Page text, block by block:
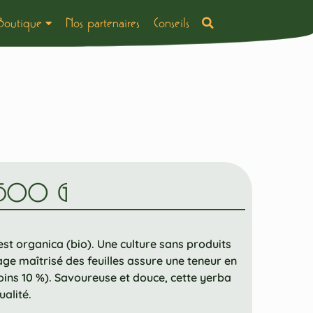
Nos partenaires Conseils
G
organica (bio). Une culture sans produits
maîtrisé des feuilles assure une teneur en
10 %). Savoureuse et douce, cette yerba